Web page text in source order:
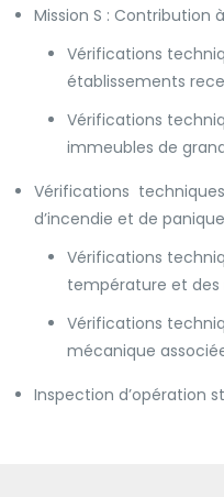
Mission S : Contribution
​​Vérifications
établissements
Vérifications
immeubles de
Vérifications
d’incendie et de
Vérifications
température et des
Vérifications
mécanique
Inspection d’opération